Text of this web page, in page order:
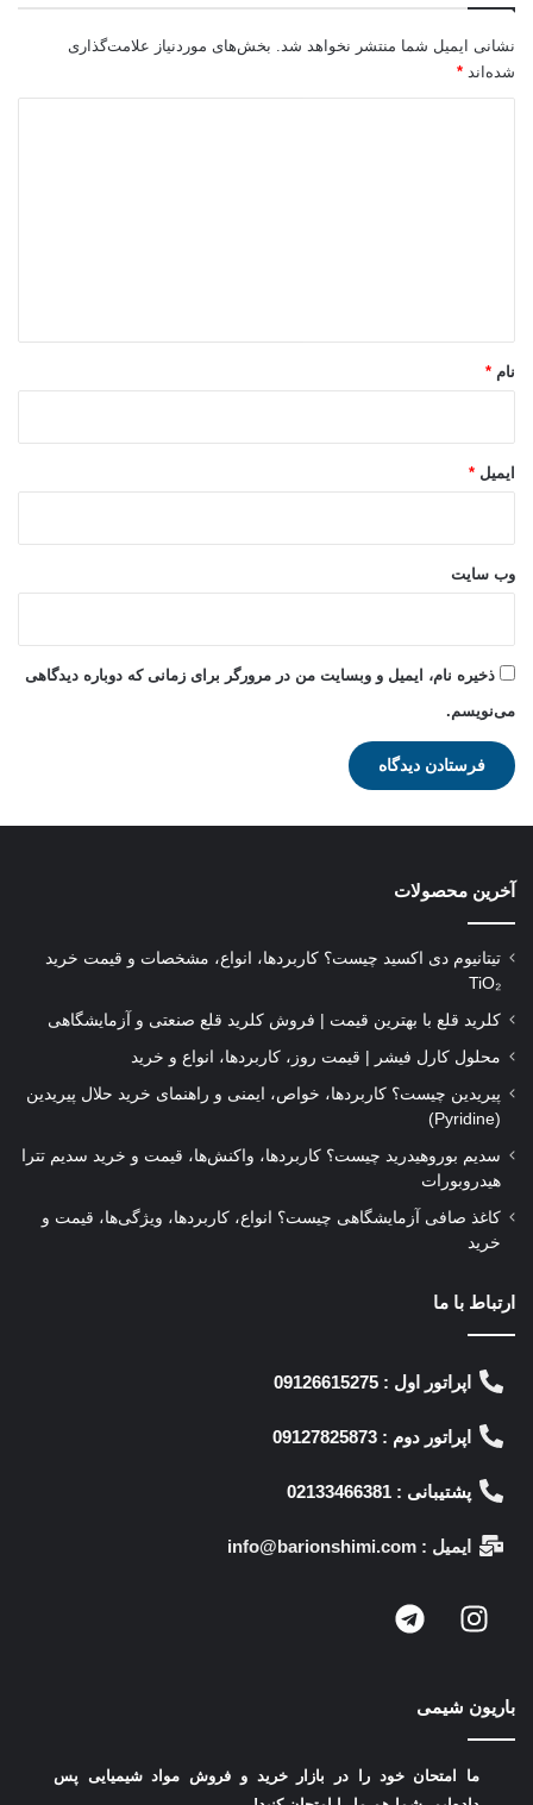
نشانی ایمیل شما منتشر نخواهد شد. بخش‌های موردنیاز علامت‌گذاری
شده‌اند *
نام *
ایمیل *
وب‌ سایت
ذخیره نام، ایمیل و وبسایت من در مرورگر برای زمانی که دوباره دیدگاهی
می‌نویسم.
آخرین محصولات
تیتانیوم دی‌ اکسید چیست؟ کاربردها، انواع، مشخصات و قیمت خرید
TiO₂
کلرید قلع با بهترین قیمت | فروش کلرید قلع صنعتی و آزمایشگاهی
محلول کارل فیشر | قیمت روز، کاربردها، انواع و خرید
پیریدین چیست؟ کاربردها، خواص، ایمنی و راهنمای خرید حلال پیریدین
(Pyridine)
سدیم بوروهیدرید چیست؟ کاربردها، واکنش‌ها، قیمت و خرید سدیم تترا
هیدروبورات
کاغذ صافی آزمایشگاهی چیست؟ انواع، کاربردها، ویژگی‌ها، قیمت و
خرید
ارتباط با ما
اپراتور اول : 09126615275
اپراتور دوم : 09127825873
پشتیبانی : 02133466381
ایمیل : info@barionshimi.com
باریون شیمی
ما امتحان خود را در بازار خرید و فروش مواد شیمیایی پس